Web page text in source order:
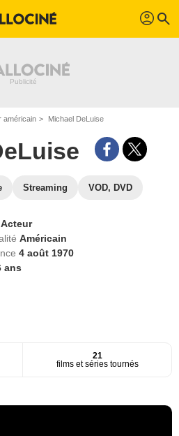
profil search
américain Michael DeLuise
Streaming VOD, DVD
Acteur
Américain
4 août 1970
ans
21
films et séries tournés